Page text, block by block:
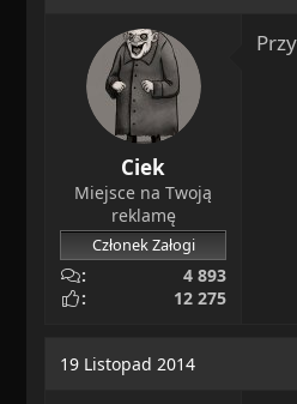
Ciek
Miejsce na Twoją
reklamę
Członek Załogi
4 893
12 275
19 Listopad 2014